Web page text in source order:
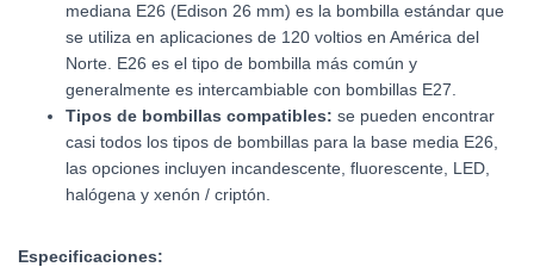
mediana E26 (Edison 26 mm) es la bombilla estándar que
se utiliza en aplicaciones de 120 voltios en América del
Norte. E26 es el tipo de bombilla más común y
generalmente es intercambiable con bombillas E27.
Tipos de bombillas compatibles: se pueden encontrar
casi todos los tipos de bombillas para la base media E26,
las opciones incluyen incandescente, fluorescente, LED,
halógena y xenón / criptón.
Especificaciones: